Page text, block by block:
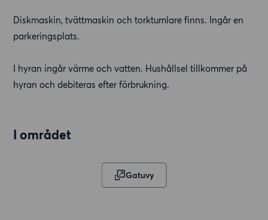
Diskmaskin, tvättmaskin och torktumlare finns. Ingår en
parkeringsplats.
I hyran ingår värme och vatten. Hushållsel tillkommer på
hyran och debiteras efter förbrukning.
I området
Gatuvy